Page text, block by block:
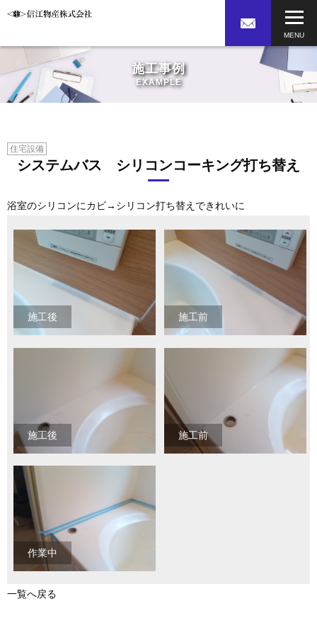
施工事例
EXAMPLE
住宅設備
システムバス シリコンコーキング打ち替え
浴室のシリコンにカビ→シリコン打ち替えできれいに
施工後 施工前
施工後 施工前
作業中
一覧へ戻る